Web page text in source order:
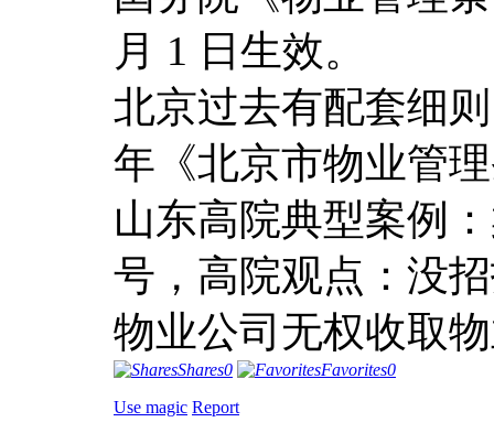
月 1 日生效。
北京过去有配套细
年《北京市物业管
山东高院典型案例
号，高院观点：没
物业公司无权收取
Shares0 Favorites0
Use magic Report